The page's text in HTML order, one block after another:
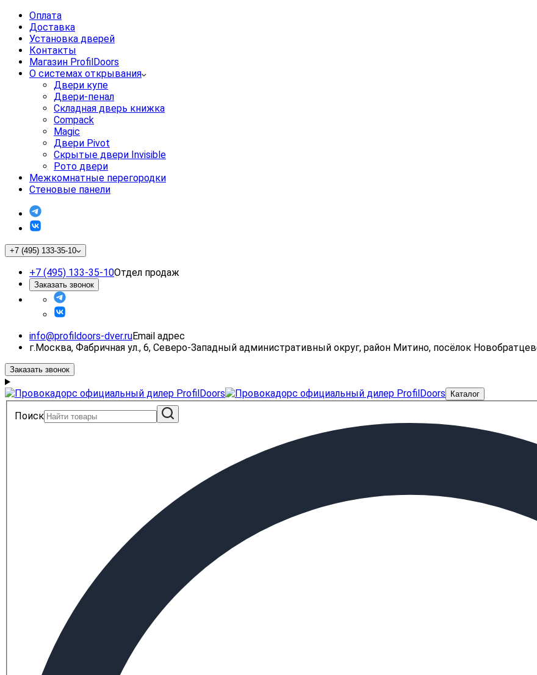
Оплата
Доставка
Установка дверей
Контакты
Магазин ProfilDoors
О системах открывания
Двери купе
Двери-пенал
Складная дверь книжка
Compack
Magic
Двери Pivot
Скрытые двери Invisible
Рото двери
Межкомнатные перегородки
Стеновые панели
+7 (495) 133-35-10
+7 (495) 133-35-10Отдел продаж
Заказать звонок
info@profildoors-dver.ruEmail адрес
г.Москва, Фабричная ул., 6, Северо-Западный административный округ, район Митино, посёлок
Заказать звонок
Каталог
Поиск